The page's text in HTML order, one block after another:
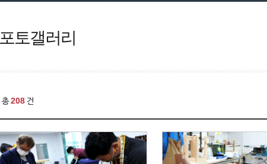
포토갤러리
총208 건